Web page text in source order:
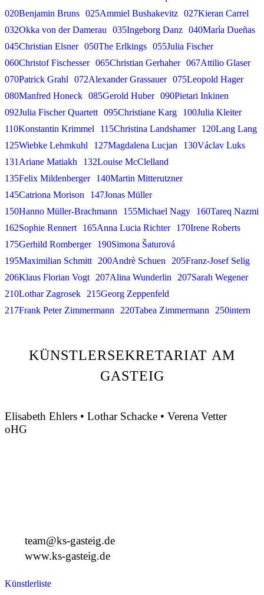
020Benjamin Bruns 025Ammiel Bushakevitz 027Kieran Carrel
032Okka von der Damerau
035Ingeborg Danz 040María Dueñas
045Christian Elsner 050The Erlkings 055Julia Fischer
060Christof Fischesser 065Christian Gerhaher 067Attilio Glaser
070Patrick Grahl
072Alexander Grassauer 075Leopold Hager
080Manfred Honeck 085Gerold Huber 090Pietari Inkinen
092Julia Fischer Quartett 095Christiane Karg
100Julia Kleiter
110Konstantin Krimmel
115Christina Landshamer
120Lang Lang
125Wiebke Lehmkuhl
127Magdalena Lucjan
130Václav Luks
131Ariane Matiakh
132Louise McClelland
135Felix Mildenberger
140Martin Mitterutzner
145Catriona Morison
147Jonas Müller
150Hanno Müller-Brachmann
155Michael Nagy
160Tareq Nazmi
162Sophie Rennert
165Anna Lucia Richter
170Irene Roberts
175Gerhild Romberger
190Simona Šaturová
195Maximilian Schmitt
200Andrè Schuen
205Franz-Josef Selig
206Klaus Florian Vogt
207Alina Wunderlin
207Sarah Wegener
210Lothar Zagrosek
215Georg Zeppenfeld
217Frank Peter Zimmermann
220Tabea Zimmermann 250intern
KÜNSTLERSEKRETARIAT AM
GASTEIG
Elisabeth Ehlers • Lothar Schacke • Verena Vetter
oHG
team@ks-gasteig.de
www.ks-gasteig.de
Künstlerliste